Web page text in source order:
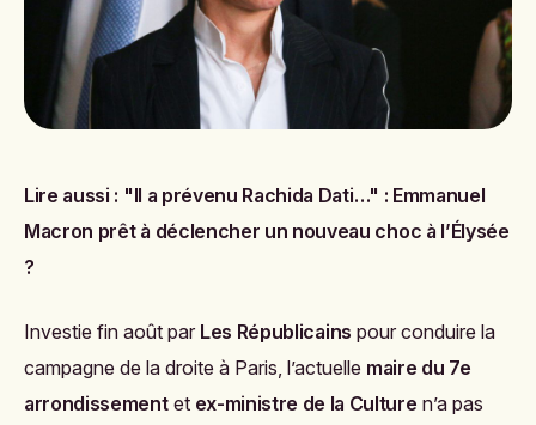
Lire aussi : "Il a prévenu Rachida Dati…" : Emmanuel
Macron prêt à déclencher un nouveau choc à l’Élysée
?
Investie fin août par Les Républicains pour conduire la
campagne de la droite à Paris, l’actuelle maire du 7e
arrondissementet ex-ministre de la Culture n’a pas